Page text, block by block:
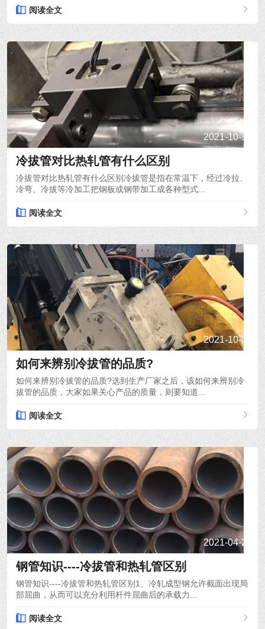
阅读全文
2021-10-15
冷拔管对比热轧管有什么区别
冷拔管对比热轧管有什么区别冷拔管是指在常温下，经过冷拉、
冷弯、冷拔等冷加工把钢板或钢带加工成各种型式...
阅读全文
2021-10-14
如何来辨别冷拔管的品质?
如何来辨别冷拔管的品质?选到生产厂家之后，该如何来辨别冷
拔管的品质，大家如果关心产品的质量，则要知道...
阅读全文
2021-04-24
钢管知识----冷拔管和热轧管区别
钢管知识----冷拔管和热轧管区别1、冷轧成型钢允许截面出现局
部屈曲，从而可以充分利用杆件屈曲后的承载力...
阅读全文